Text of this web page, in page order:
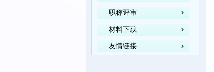
职称评审
材料下载
友情链接